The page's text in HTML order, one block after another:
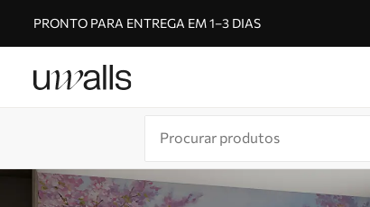
PRONTO PARA ENTREGA EM 1–3 DIAS